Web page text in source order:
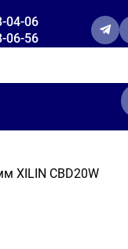
04-06
06-56
XILIN CBD20W